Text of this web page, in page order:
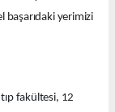
başarıdaki yerimizi
fakültesi, 12